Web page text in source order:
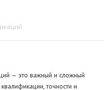
— это важный и сложный
точности и